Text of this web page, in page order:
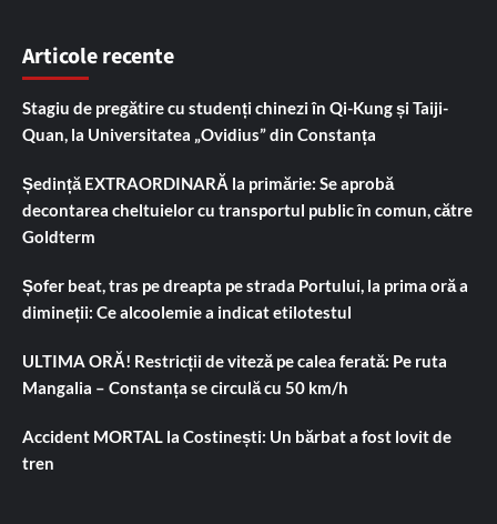
Articole recente
Stagiu de pregătire cu studenți chinezi în Qi-Kung și Taiji-
Quan, la Universitatea „Ovidius” din Constanța
Ședință EXTRAORDINARĂ la primărie: Se aprobă
decontarea cheltuielor cu transportul public în comun, către
Goldterm
Șofer beat, tras pe dreapta pe strada Portului, la prima oră a
dimineții: Ce alcoolemie a indicat etilotestul
ULTIMA ORĂ! Restricții de viteză pe calea ferată: Pe ruta
Mangalia – Constanța se circulă cu 50 km/h
Accident MORTAL la Costinești: Un bărbat a fost lovit de
tren